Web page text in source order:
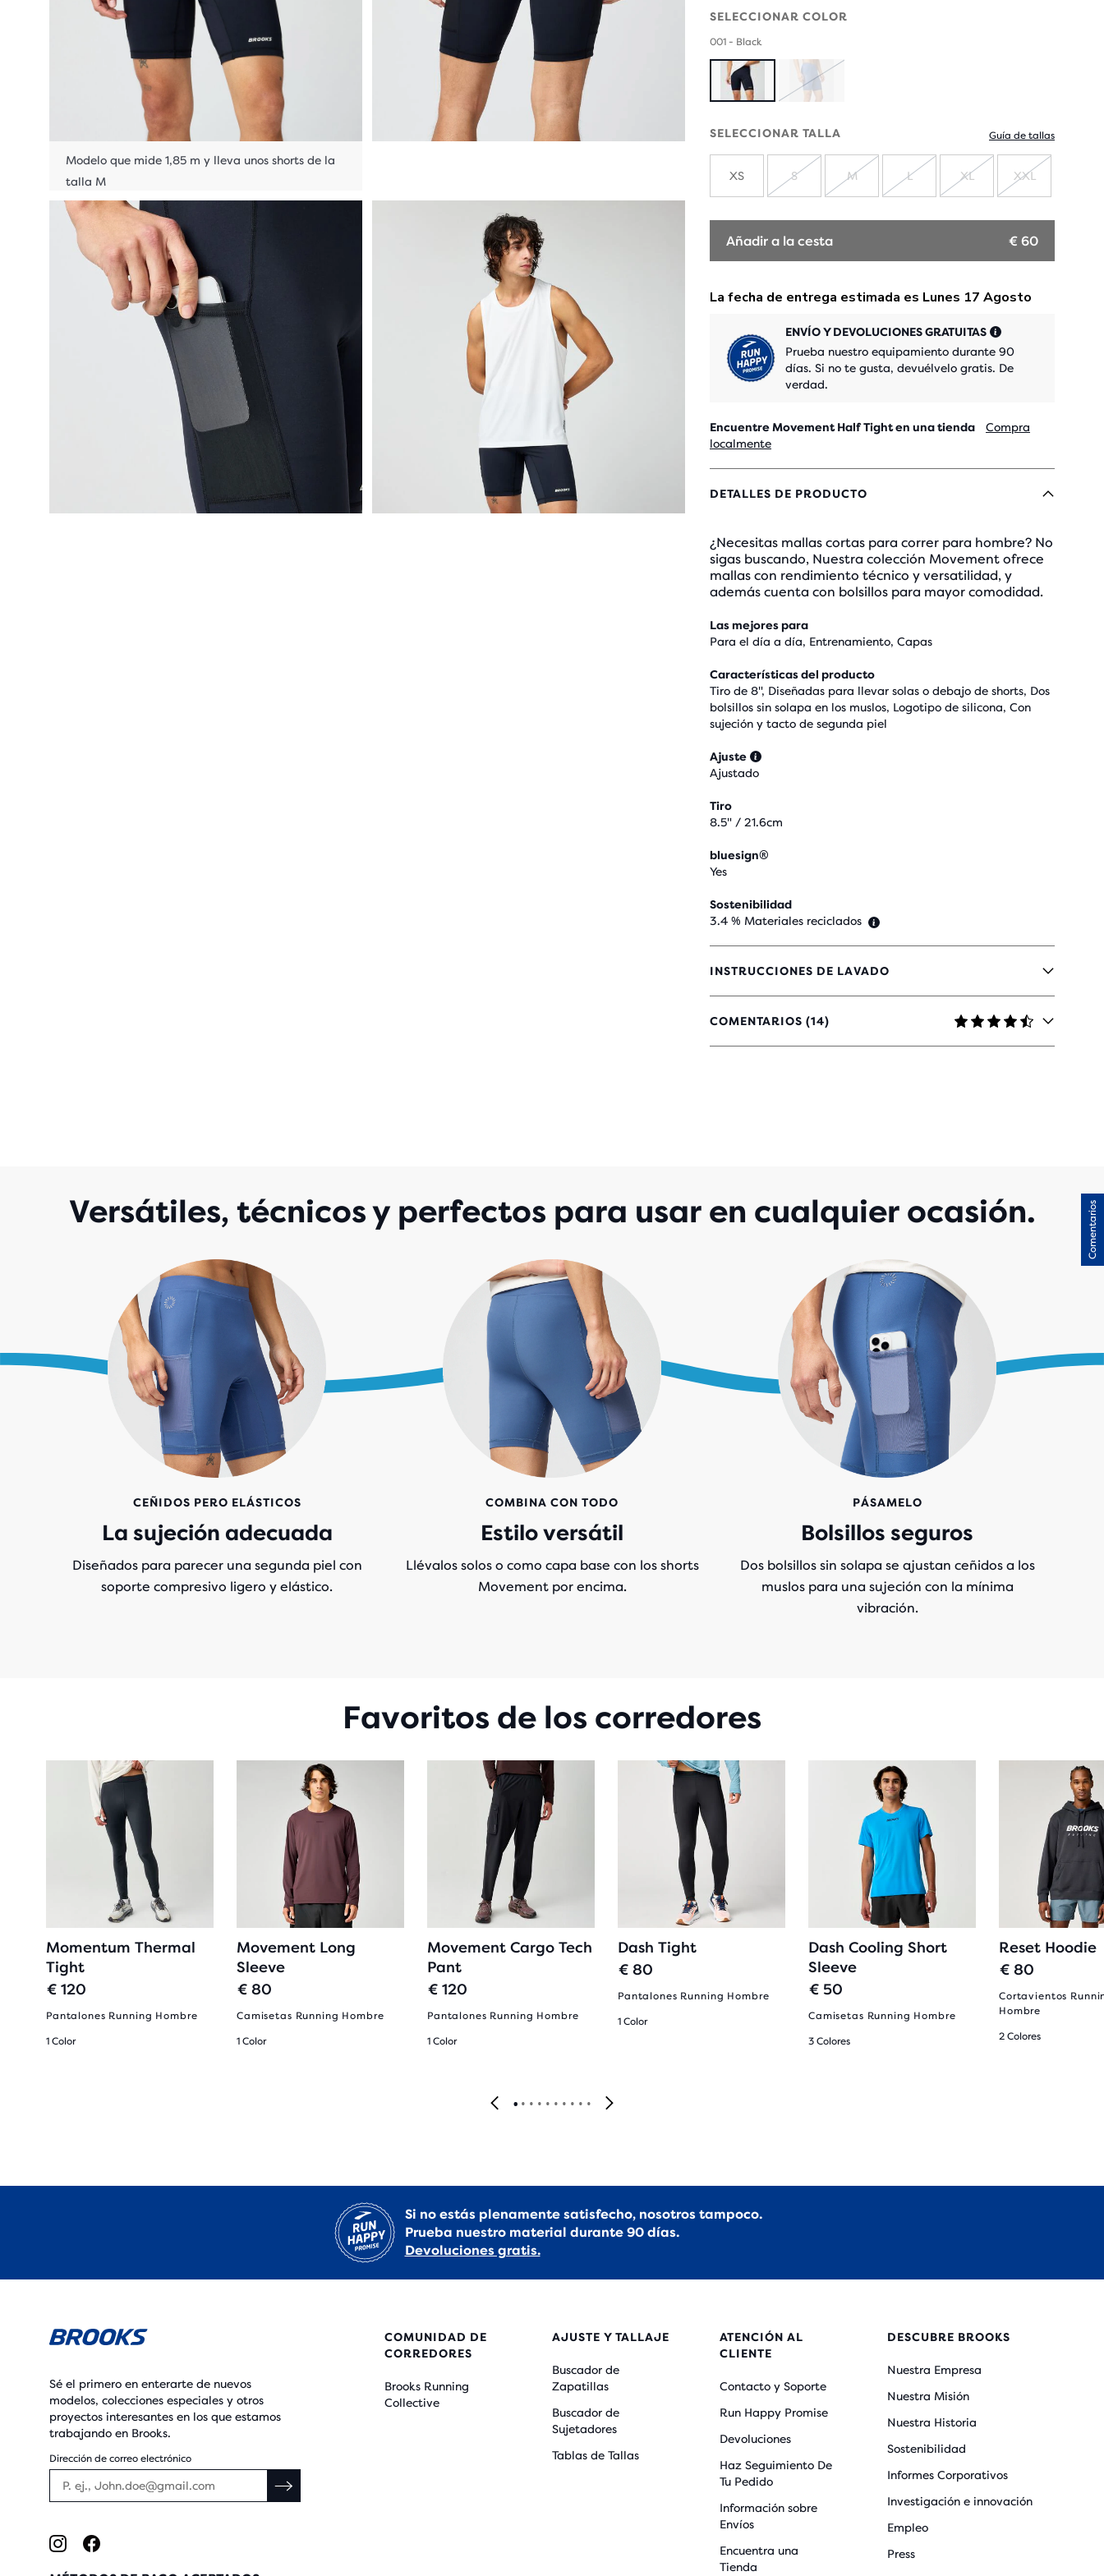
Modelo que mide 1,85 m y lleva unos shorts de la
talla M
SELECCIONAR COLOR
001 - Black
AGOTADO
SELECCIONAR TALLA Guía de tallas
XS
AGOTADO
S
AGOTADO
M
AGOTADO
L
AGOTADO
XL XXL
Añadir a la cesta € 60
ENVÍO Y DEVOLUCIONES GRATUITAS
Prueba nuestro equipamiento durante 90
días. Si no te gusta, devuélvelo gratis. De
verdad.
Encuentre Movement Half Tight en una tienda
Compra
localmente
DETALLES DE PRODUCTO
¿Necesitas mallas cortas para correr para hombre? No
sigas buscando, Nuestra colección Movement ofrece
mallas con rendimiento técnico y versatilidad, y
además cuenta con bolsillos para mayor comodidad.
Las mejores para
Para el día a día, Entrenamiento, Capas
Características del producto
Tiro de 8", Diseñadas para llevar solas o debajo de shorts, Dos
bolsillos sin solapa en los muslos, Logotipo de silicona, Con
sujeción y tacto de segunda piel
Ajuste
Ajustado
Tiro
8.5" / 21.6cm
bluesign®
Yes
Sostenibilidad
3.4 % Materiales reciclados
INSTRUCCIONES DE LAVADO
COMENTARIOS (14)
4,4
DE
Versátiles, técnicos y perfectos para usar en cualquier ocasión.
CEÑIDOS PERO ELÁSTICOS
La sujeción adecuada
Diseñados para parecer una segunda piel con
soporte compresivo ligero y elástico.
COMBINA CON TODO
Estilo versátil
Llévalos solos o como capa base con los shorts
Movement por encima.
PÁSAMELO
Bolsillos seguros
Dos bolsillos sin solapa se ajustan ceñidos a los
muslos para una sujeción con la mínima
vibración.
Favoritos de los corredores
Momentum Thermal
Tight
€ 120
Pantalones Running Hombre
1 Color
Movement Long
Sleeve
€ 80
Camisetas Running Hombre
1 Color
Movement Cargo Tech
Pant
€ 120
Pantalones Running Hombre
1 Color
Dash Tight
€ 80
Pantalones Running Hombre
1 Color
Dash Cooling Short
Sleeve
€ 50
Camisetas Running Hombre
3 Colores
Reset Hoodie
€ 80
Cortavientos
Hombre
2 Colores
Si no estás plenamente satisfecho, nosotros tampoco.
Prueba nuestro material durante 90 días.
Devoluciones gratis.
Sé el primero en enterarte de nuevos
modelos, colecciones especiales y otros
proyectos interesantes en los que estamos
trabajando en Brooks.
Dirección de correo electrónico
COMUNIDAD DE
CORREDORES
Brooks Running
Collective
AJUSTE Y TALLAJE
Buscador de
Zapatillas
Buscador de
Sujetadores
Tablas de Tallas
ATENCIÓN AL
CLIENTE
Contacto y Soporte
Run Happy Promise
Devoluciones
Haz Seguimiento De
Tu Pedido
Información sobre
Envíos
Encuentra una
Tienda
DESCUBRE BROOKS
Nuestra Empresa
Nuestra Misión
Nuestra Historia
Sostenibilidad
Informes Corporativos
Investigación e innovación
Empleo
Press
Comentarios